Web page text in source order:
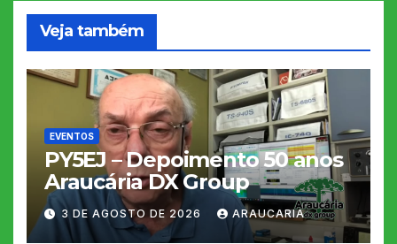
Veja também
EVENTOS
PY5EJ – Depoimento 50 anos
Araucária DX Group
3 DE AGOSTO DE 2026 ARAUCARIA